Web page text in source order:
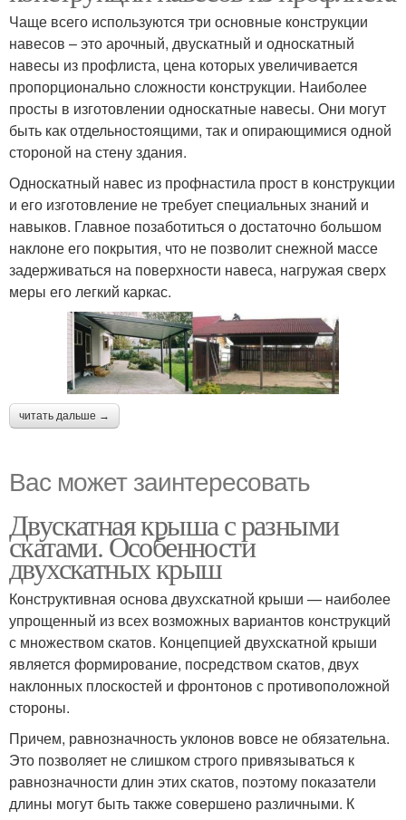
Чаще всего используются три основные конструкции
навесов – это арочный, двускатный и односкатный
навесы из профлиста, цена которых увеличивается
пропорционально сложности конструкции. Наиболее
просты в изготовлении односкатные навесы. Они могут
быть как отдельностоящими, так и опирающимися одной
стороной на стену здания.
Односкатный навес из профнастила прост в конструкции
и его изготовление не требует специальных знаний и
навыков. Главное позаботиться о достаточно большом
наклоне его покрытия, что не позволит снежной массе
задерживаться на поверхности навеса, нагружая сверх
меры его легкий каркас.
читать дальше →
Вас может заинтересовать
Двускатная крыша с разными
скатами. Особенности
двухскатных крыш
Конструктивная основа двухскатной крыши — наиболее
упрощенный из всех возможных вариантов конструкций
с множеством скатов. Концепцией двухскатной крыши
является формирование, посредством скатов, двух
наклонных плоскостей и фронтонов с противоположной
стороны.
Причем, равнозначность уклонов вовсе не обязательна.
Это позволяет не слишком строго привязываться к
равнозначности длин этих скатов, поэтому показатели
длины могут быть также совершено различными. К